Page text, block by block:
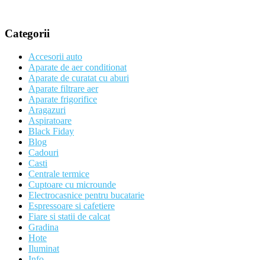
Categorii
Accesorii auto
Aparate de aer conditionat
Aparate de curatat cu aburi
Aparate filtrare aer
Aparate frigorifice
Aragazuri
Aspiratoare
Black Fiday
Blog
Cadouri
Casti
Centrale termice
Cuptoare cu microunde
Electrocasnice pentru bucatarie
Espressoare si cafetiere
Fiare si statii de calcat
Gradina
Hote
Iluminat